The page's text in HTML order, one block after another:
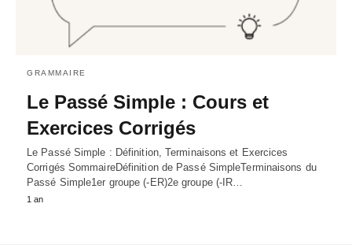
GRAMMAIRE
Le Passé Simple : Cours et
Exercices Corrigés
Le Passé Simple : Définition, Terminaisons et Exercices
Corrigés SommaireDéfinition de Passé SimpleTerminaisons du
Passé Simple1er groupe (-ER)2e groupe (-IR…
1 an